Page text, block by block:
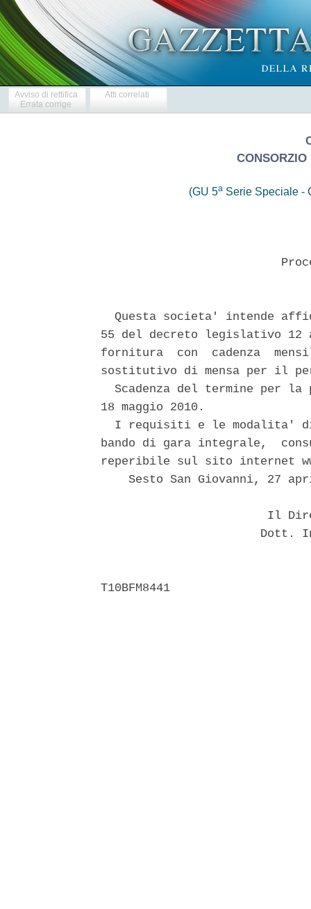
Avviso di rettifica
Errata corrige
Atti correlati
CONSORZIO
(GU 5a Serie Speciale -
Questa societa' intende
55 del decreto legislativo
fornitura  con  cadenza
sostitutivo di mensa per il
Scadenza del termine per la
18 maggio 2010.
I requisiti e le modalita'
bando di gara integrale,
reperibile sul sito internet
Sesto San Giovanni, 27
Il
Dott.